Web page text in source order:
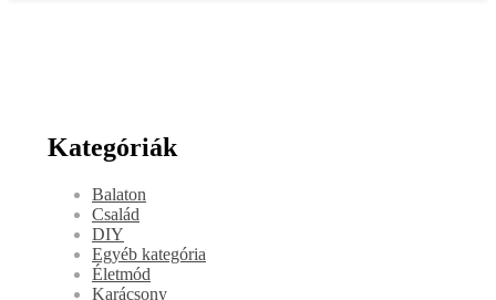
Kategóriák
Balaton
Család
DIY
Egyéb kategória
Életmód
Karácsony